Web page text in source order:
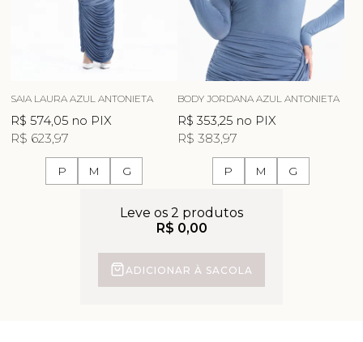
SAIA LAURA AZUL ANTONIETA
R$ 574,05 no PIX
R$ 623,97
P M G
BODY JORDANA AZUL ANTONIETA
R$ 353,25 no PIX
R$ 383,97
P M G
Leve os 2 produtos
R$ 0,00
ADICIONAR À SACOLA